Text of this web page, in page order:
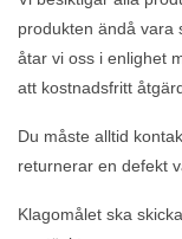
produkten ändå vara
åtar vi oss i enlighet
att kostnadsfritt
Du måste alltid
returnerar en defekt
Klagomålet ska